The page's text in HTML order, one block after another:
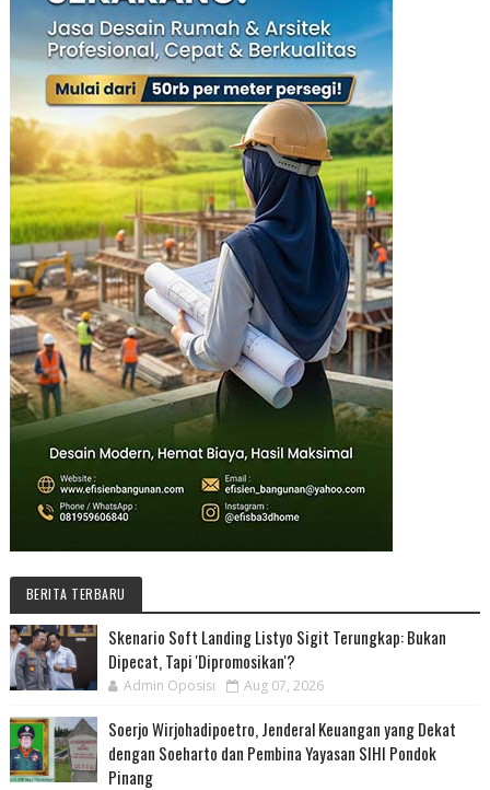
BERITA TERBARU
Skenario Soft Landing Listyo Sigit Terungkap: Bukan
Dipecat, Tapi 'Dipromosikan'?
Admin Oposisi Aug 07, 2026
Soerjo Wirjohadipoetro, Jenderal Keuangan yang Dekat
dengan Soeharto dan Pembina Yayasan SIHI Pondok
Pinang